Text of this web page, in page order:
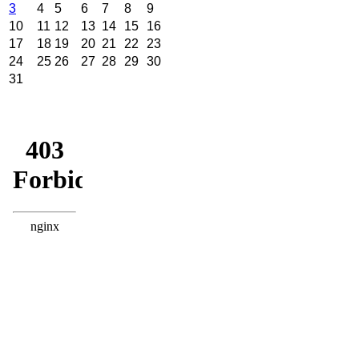
3
4 5 6 7 8
9
10
11 12 13 14 15
16
17
18 19 20 21 22
23
24
25 26 27 28 29 30
31